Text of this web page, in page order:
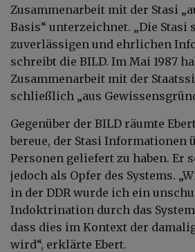
Zusammenarbeit mit der Stasi
Basis“ unterzeichnet. „Die Stasi
zuverlässigen und ehrlichen
schreibt die BILD. Im Mai 1987
Zusammenarbeit mit der
schließlich „aus
Gegenüber der BILD räumte
bereue, der Stasi Informationen
Personen geliefert zu haben. Er
jedoch als Opfer des Systems.
in der DDR wurde ich ein
Indoktrination durch das
dass dies im Kontext der
wird“, erklärte Ebert.